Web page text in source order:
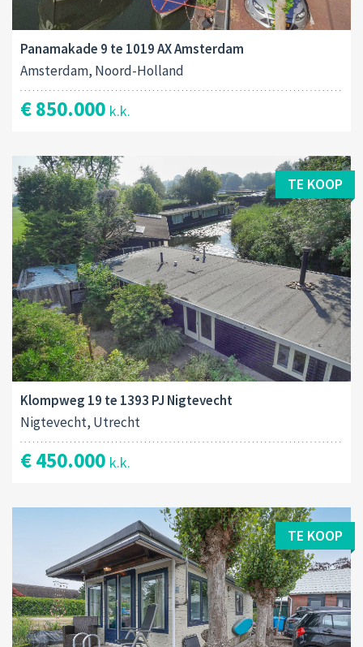
Panamakade 9 te 1019 AX Amsterdam
Amsterdam, Noord-Holland
€ 850.000 k.k.
TE KOOP
Klompweg 19 te 1393 PJ Nigtevecht
Nigtevecht, Utrecht
€ 450.000 k.k.
TE KOOP